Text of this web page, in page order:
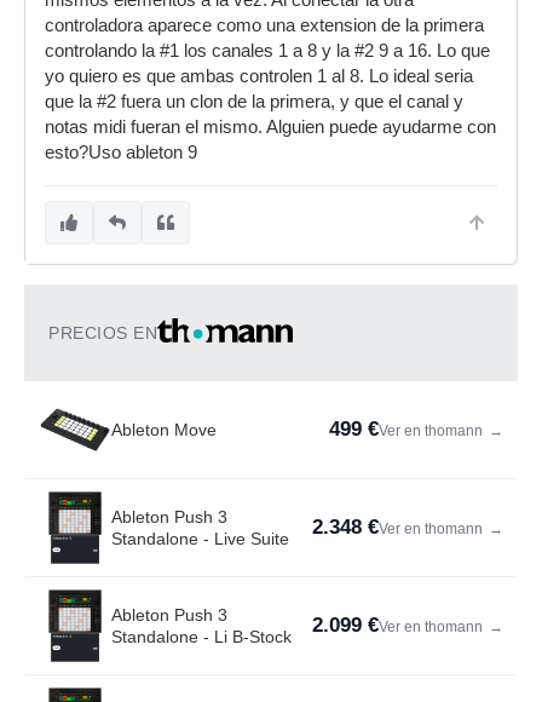
controladora aparece como una extension de la primera
controlando la #1 los canales 1 a 8 y la #2 9 a 16. Lo que
yo quiero es que ambas controlen 1 al 8. Lo ideal seria
que la #2 fuera un clon de la primera, y que el canal y
notas midi fueran el mismo. Alguien puede ayudarme con
esto?Uso ableton 9
PRECIOS EN
Ableton Move 499 €Ver en thomann →
Ableton Push 3
Standalone - Live Suite
2.348 €Ver en thomann →
Ableton Push 3
Standalone - Li B-Stock
2.099 €Ver en thomann →